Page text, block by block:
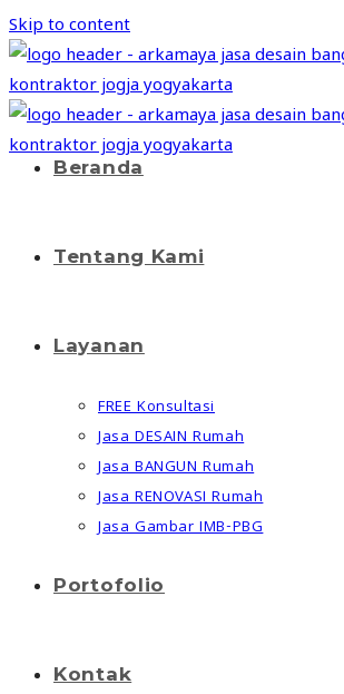
Skip to content
Beranda
Tentang Kami
Layanan
FREE Konsultasi
Jasa DESAIN Rumah
Jasa BANGUN Rumah
Jasa RENOVASI Rumah
Jasa Gambar IMB-PBG
Portofolio
Kontak